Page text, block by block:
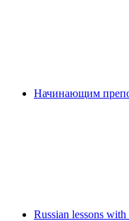
Начинающим
Russian lessons